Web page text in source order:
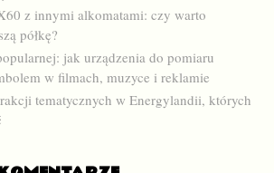
z innymi alkomatami: czy warto
półkę?
jak urządzenia do pomiaru
w filmach, muzyce i reklamie
tematycznych w Energylandii, których